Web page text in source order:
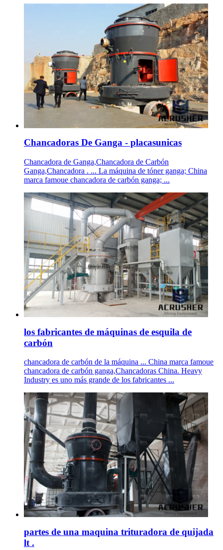
Chancadoras De Ganga - placasunicas
Chancadora de Ganga,Chancadora de Carbón
Ganga,Chancadora . ... La máquina de tóner ganga; China
marca famoue chancadora de carbón ganga; ...
los fabricantes de máquinas de esquila de
carbón
chancadora de carbón de la máquina ... China marca famoue
chancadora de carbón ganga,Chancadoras China. Heavy
Industry es uno más grande de los fabricantes ...
partes de una maquina trituradora de quijada
lt .